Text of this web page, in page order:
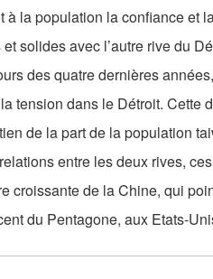
à la population la confiance et
solides avec l’autre rive du
des quatre dernières
tension dans le Détroit. Cette
de la part de la population
entre les deux rives,
croissante de la Chine, qui
du Pentagone, aux Etats-